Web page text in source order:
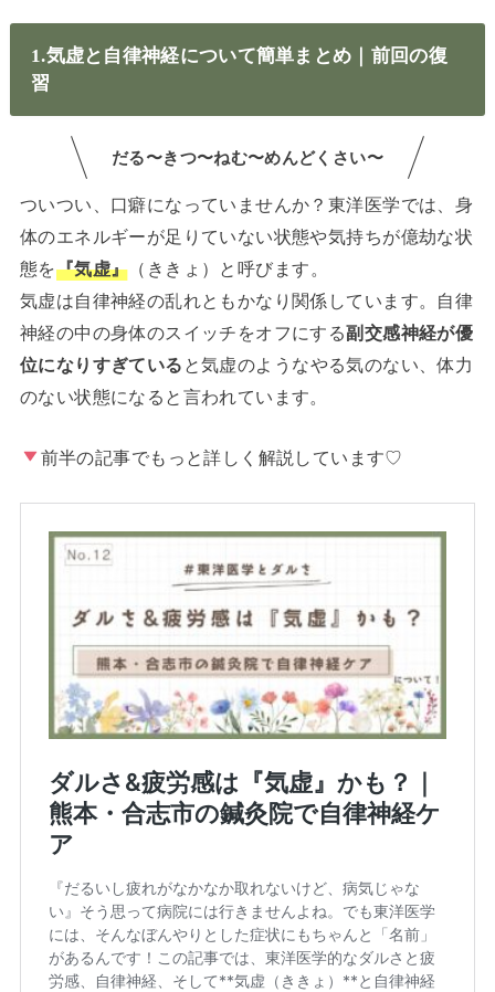
1.気虚と自律神経について簡単まとめ｜前回の復
習
だる〜きつ〜ねむ〜めんどくさい〜
ついつい、口癖になっていませんか？東洋医学では、身
体のエネルギーが足りていない状態や気持ちが億劫な状
態を『気虚』 （ききょ）と呼びます。
気虚は自律神経の乱れともかなり関係しています。自律
神経の中の身体のスイッチをオフにする副交感神経が優
位になりすぎている と気虚のようなやる気のない、体力
のない状態になると言われています。
前半の記事でもっと詳しく解説しています♡